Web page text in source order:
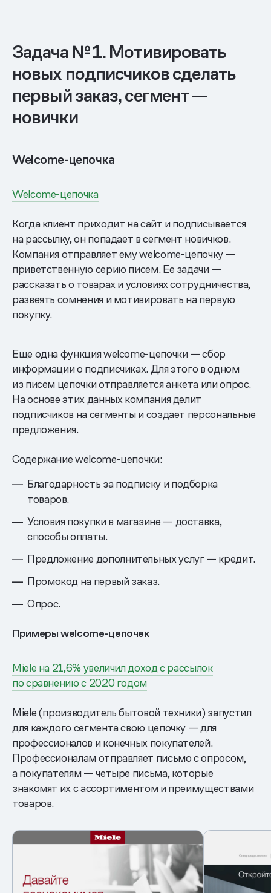
Задача № 1. Мотивировать
новых подписчиков сделать
первый заказ, сегмент —
новички
Welcome-цепочка
Welcome-цепочка
Когда клиент приходит на сайт и подписывается
на рассылку, он попадает в сегмент новичков.
Компания отправляет ему welcome-цепочку —
приветственную серию писем. Ее задачи —
рассказать о товарах и условиях сотрудничества,
развеять сомнения и мотивировать на первую
покупку.
Еще одна функция welcome-цепочки — сбор
информации о подписчиках. Для этого в одном
из писем цепочки отправляется анкета или опрос.
На основе этих данных компания делит
подписчиков на сегменты и создает персональные
предложения.
Содержание welcome-цепочки:
Благодарность за подписку и подборка
товаров.
Условия покупки в магазине — доставка,
способы оплаты.
Предложение дополнительных услуг — кредит.
Промокод на первый заказ.
Опрос.
Примеры welcome-цепочек
Miele на 21,6% увеличил доход с рассылок
по сравнению с 2020 годом
Miele (производитель бытовой техники) запустил
для каждого сегмента свою цепочку — для
профессионалов и конечных покупателей.
Профессионалам отправляет письмо с опросом,
а покупателям — четыре письма, которые
знакомят их с ассортиментом и преимуществами
товаров.